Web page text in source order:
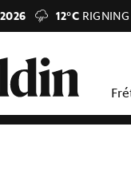
12°C RIGNING